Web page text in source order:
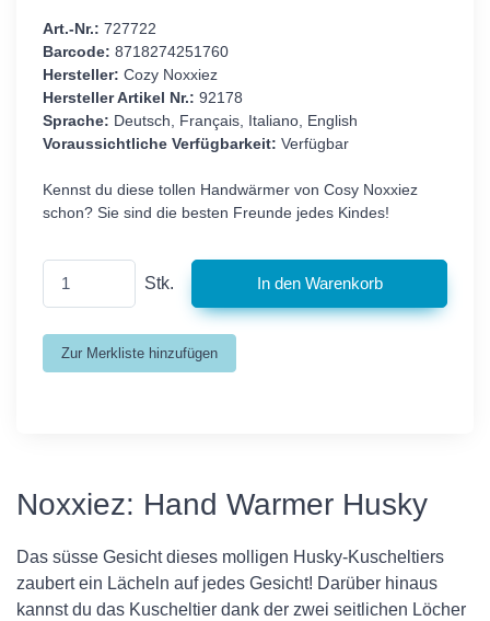
Art.-Nr.: 727722
Barcode: 8718274251760
Hersteller: Cozy Noxxiez
Hersteller Artikel Nr.: 92178
Sprache: Deutsch, Français, Italiano, English
Voraussichtliche Verfügbarkeit: Verfügbar
Kennst du diese tollen Handwärmer von Cosy Noxxiez
schon? Sie sind die besten Freunde jedes Kindes!
Stk.
Noxxiez: Hand Warmer Husky
Das süsse Gesicht dieses molligen Husky-Kuscheltiers
zaubert ein Lächeln auf jedes Gesicht! Darüber hinaus
kannst du das Kuscheltier dank der zwei seitlichen Löcher